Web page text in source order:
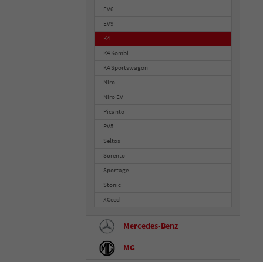
EV6
EV9
K4
K4 Kombi
K4 Sportswagon
Niro
Niro EV
Picanto
PV5
Seltos
Sorento
Sportage
Stonic
XCeed
Mercedes-Benz
MG